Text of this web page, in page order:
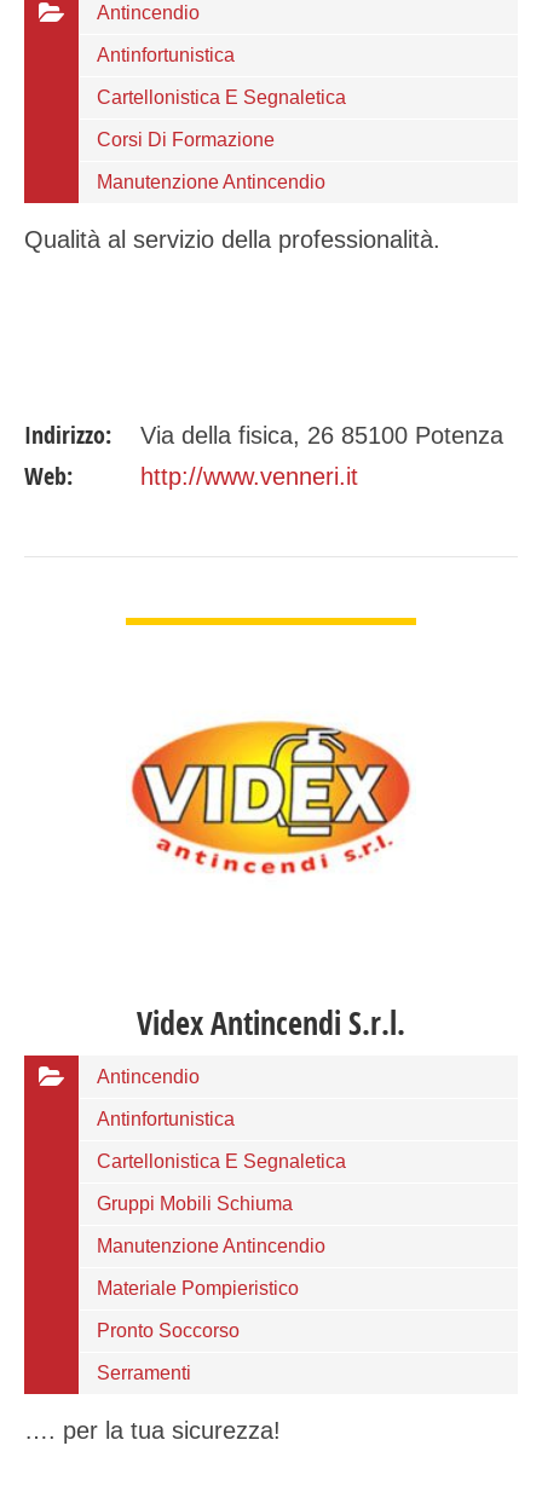
Antincendio
Antinfortunistica
Cartellonistica E Segnaletica
Corsi Di Formazione
Manutenzione Antincendio
Qualità al servizio della professionalità.
Indirizzo: Via della fisica, 26 85100 Potenza
Web: http://www.venneri.it
Videx Antincendi S.r.l.
Antincendio
Antinfortunistica
Cartellonistica E Segnaletica
Gruppi Mobili Schiuma
Manutenzione Antincendio
Materiale Pompieristico
Pronto Soccorso
Serramenti
…. per la tua sicurezza!